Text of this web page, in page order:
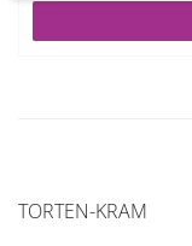
TORTEN-KRAM